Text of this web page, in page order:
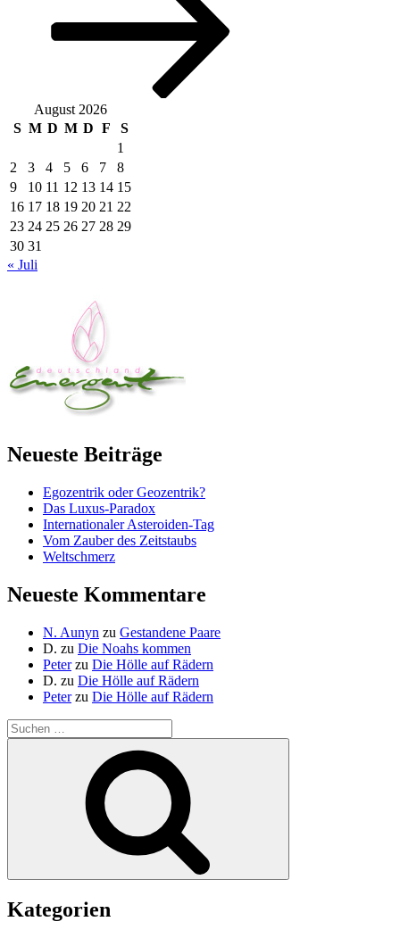
August 2026
S M D M D F
S
1
2
3 4 5 6 7
8
9
10 11 12 13 14 15
16 17 18 19 20 21 22
23 24 25 26 27 28 29
30 31
« Juli
Neueste Beiträge
Egozentrik oder Geozentrik?
Das Luxus-Paradox
Internationaler Asteroiden-Tag
Vom Zauber des Zeitstaubs
Weltschmerz
Neueste Kommentare
N. Aunyn zu Gestandene Paare
D. zu Die Noahs kommen
Peterzu Die Hölle auf Rädern
D. zu Die Hölle auf Rädern
Peterzu Die Hölle auf Rädern
Suche
nach:
Kategorien